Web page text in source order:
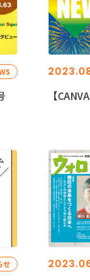
【
せ